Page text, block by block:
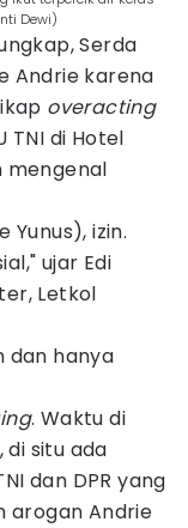
Dewi)
Serda
Andrie karena
overacting
TNI di Hotel
mengenal
Yunus), izin.
ujar Edi
Letkol
dan hanya
. Waktu di
di situ ada
dan DPR yang
arogan Andrie